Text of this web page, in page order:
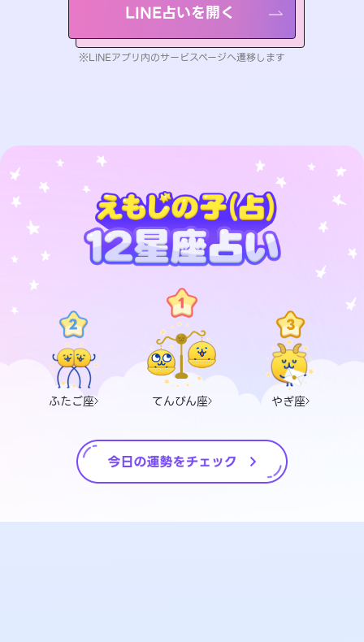
LINE占いを開く
※LINEアプリ内のサービスページへ遷移します
ふたご座 てんびん座 やぎ座